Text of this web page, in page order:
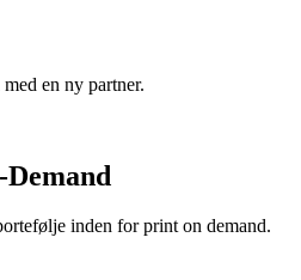
en ny partner.
inden for print on demand.